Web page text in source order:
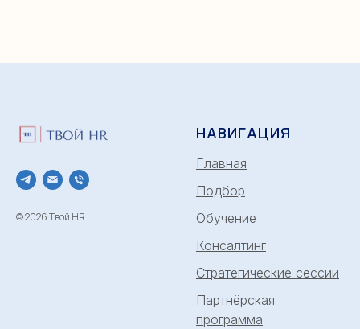
© 2026 Твой HR
НАВИГАЦИЯ
Главная
Подбор
Обучение
Консалтинг
Стратегические сессии
Партнёрская
программа